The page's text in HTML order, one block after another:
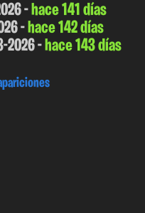
-hace 141 días
-hace 142 días
2026 -hace 143 días